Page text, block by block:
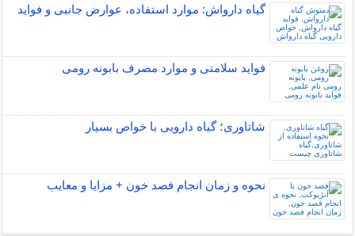
گیاه دارواش: موارد استفاده، عوارض جانبی و فواید
فواید سلامتی و موارد مصرف بابونه رومی
شاتاوری؛ گیاه دارویی با خواص بسیار
نحوه و زمان انجام فصد خون + مزایا و معایب